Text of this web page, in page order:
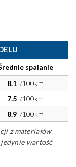
spalanie
8.1 l/100km
7.5 l/100km
8.9 l/100km
z materiałów
wartość